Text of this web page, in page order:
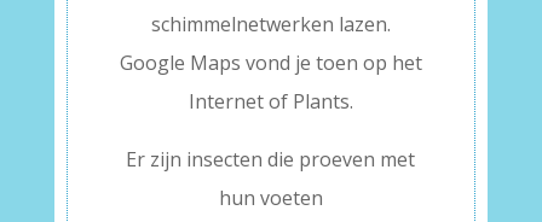
schimmelnetwerken lazen.
Google Maps vond je toen op het
Internet of Plants.
Er zijn insecten die proeven met
hun voeten